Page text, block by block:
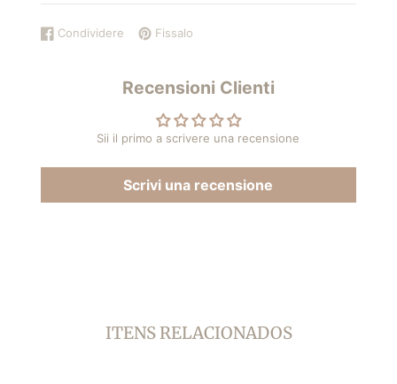
Condividere
Condividi
Si
Fissalo
Aggiungi
su
Si
una
finestra.
Recensioni Clienti
Sii il primo a scrivere una recensione
Scrivi una recensione
ITENS RELACIONADOS